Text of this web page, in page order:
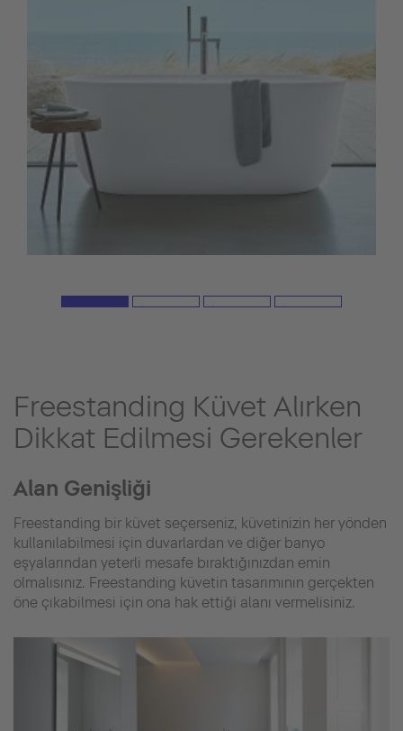
Freestanding Küvet Alırken
Dikkat Edilmesi Gerekenler
Alan Genişliği
Freestanding bir küvet seçerseniz, küvetinizin her yönden
kullanılabilmesi için duvarlardan ve diğer banyo
eşyalarından yeterli mesafe bıraktığınızdan emin
olmalısınız. Freestanding küvetin tasarımının gerçekten
öne çıkabilmesi için ona hak ettiği alanı vermelisiniz.